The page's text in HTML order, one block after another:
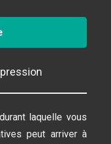
laquelle vous
peut arriver à